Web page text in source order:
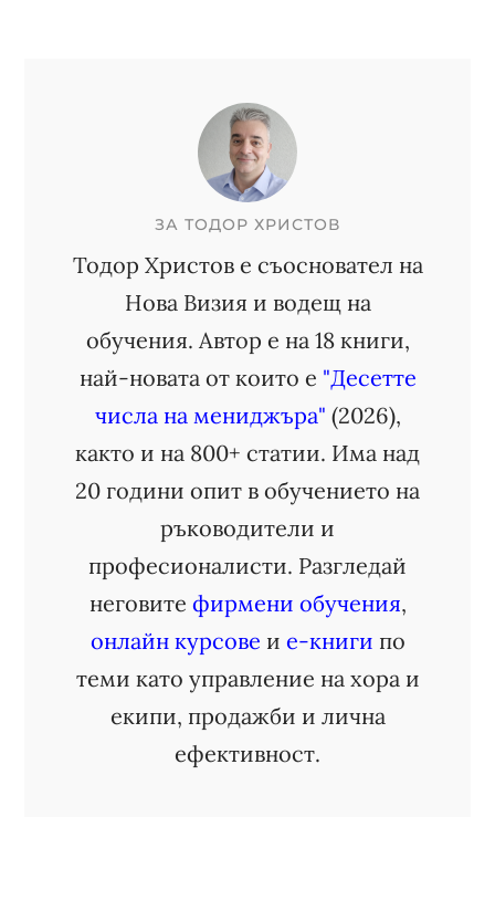
ЗА ТОДОР ХРИСТОВ
Тодор Христов е съосновател на
Нова Визия и водещ на
обучения. Автор е на 18 книги,
най-новата от които е "Десетте
числа на мениджъра" (2026),
както и на 800+ статии. Има над
20 години опит в обучението на
ръководители и
професионалисти. Разгледай
неговите фирмени обучения,
онлайн курсове и е-книги по
теми като управление на хора и
екипи, продажби и лична
ефективност.